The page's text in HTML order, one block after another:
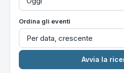
Ordina gli eventi